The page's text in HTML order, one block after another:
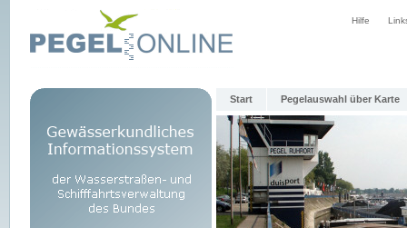
Hilfe
Start Pegelauswahl über Karte